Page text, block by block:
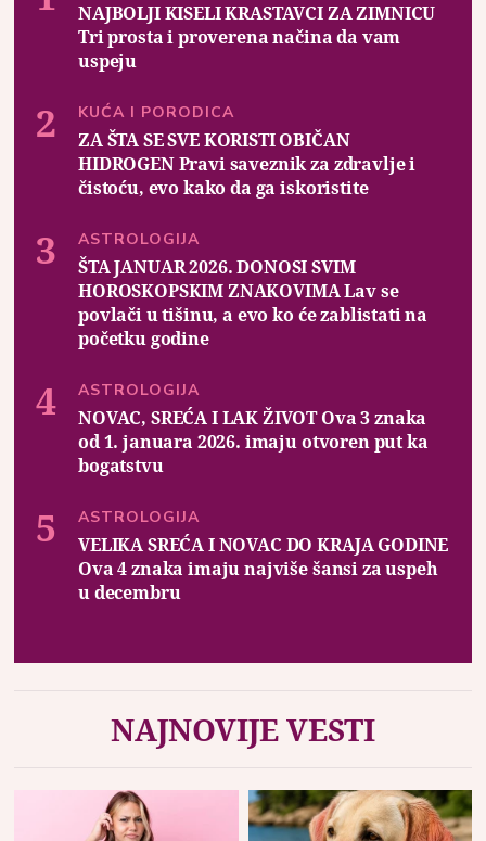
NAJBOLJI KISELI KRASTAVCI ZA ZIMNICU
Tri prosta i proverena načina da vam
uspeju
KUĆA I PORODICA
ZA ŠTA SE SVE KORISTI OBIČAN
HIDROGEN Pravi saveznik za zdravlje i
čistoću, evo kako da ga iskoristite
ASTROLOGIJA
ŠTA JANUAR 2026. DONOSI SVIM
HOROSKOPSKIM ZNAKOVIMA Lav se
povlači u tišinu, a evo ko će zablistati na
početku godine
ASTROLOGIJA
NOVAC, SREĆA I LAK ŽIVOT Ova 3 znaka
od 1. januara 2026. imaju otvoren put ka
bogatstvu
ASTROLOGIJA
VELIKA SREĆA I NOVAC DO KRAJA GODINE
Ova 4 znaka imaju najviše šansi za uspeh
u decembru
NAJNOVIJE VESTI